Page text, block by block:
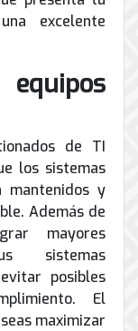
excelente
de TI
los sistemas
y
Además de
mayores
sistemas
posibles
El
maximizar